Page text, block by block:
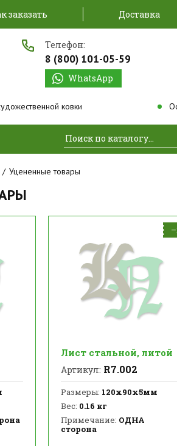
заказать Доставка
Телефон:
8 (800) 101-05-59
WhatsApp
ковки
Уцененные товары
Лист стальной, литой
Артикул: R7.002
Размеры: 120х90х5мм
Вес: 0.16 кг
Примечание: ОДНА
сторона